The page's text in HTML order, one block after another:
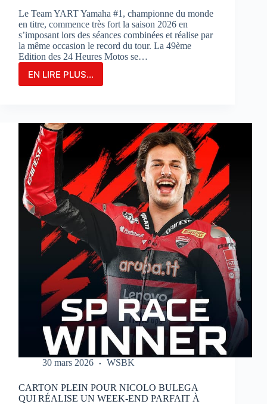
Le Team YART Yamaha #1, championne du monde
en titre, commence très fort la saison 2026 en
s’imposant lors des séances combinées et réalise par
la même occasion le record du tour. La 49ème
Edition des 24 Heures Motos se…
EN LIRE PLUS...
LE
#1
PARTIRA
EN
POSITION
POUR
LA
3ÈME
FOIS
CONSÉCUTIVE
AUX
HEURES
MOTOS
SUR
LE
CIRCUIT
BUGATTI
LE
MANS
30 mars 2026 WSBK
CARTON PLEIN POUR NICOLO BULEGA
QUI RÉALISE UN WEEK-END PARFAIT À